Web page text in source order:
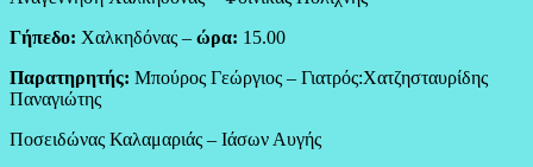
Γήπεδο: Χαλκηδόνας – ώρα: 15.00
Παρατηρητής: Μπούρος Γεώργιος – Γιατρός:Χατζησταυρίδης
Παναγιώτης
Ποσειδώνας Καλαμαριάς – Ιάσων Αυγής